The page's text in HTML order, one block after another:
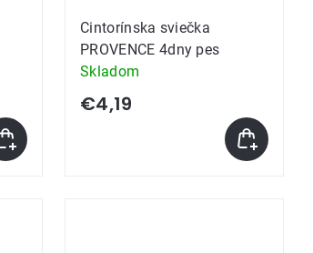
Cintorínska sviečka
PROVENCE 4dny pes
Skladom
€4,19